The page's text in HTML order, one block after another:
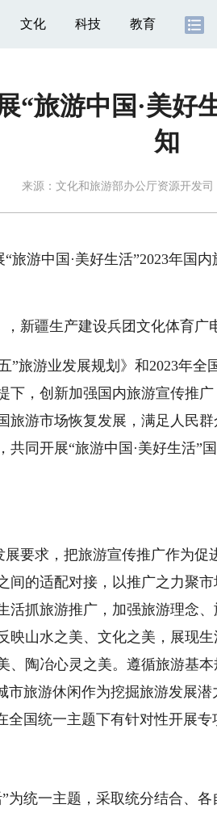
文化 科技 教育
“旅游中国·美好
知
来源：文化和旅游部办公厅资源开发司
游中国·美好生活”2023年国
新疆生产建设兵团文化体育广
”旅游业发展规划》和2023年全
下，创新加强国内旅游宣传推
游市场恢复发展，满足人民群
同开展“旅游中国·美好生活”
要求，把旅游宣传推广作为促
间的适配对接，以推广之力聚
活抓旅游推广，加强旅游理念
山水之美、文化之美，展现生
陶冶心灵之美。遵循旅游基本
旅游休闲作为挖掘旅游发展潜
国统一主题下有针对性开展专
为统一主题，采取统分结合、